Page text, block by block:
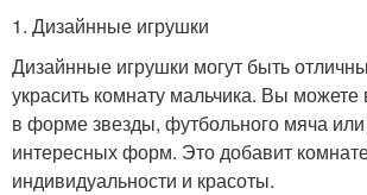
1. Дизайнные игрушки
Дизайнные игрушки могут быть
украсить комнату мальчика. Вы
в форме звезды, футбольного мяча или
интересных форм. Это добавит
индивидуальности и красоты.